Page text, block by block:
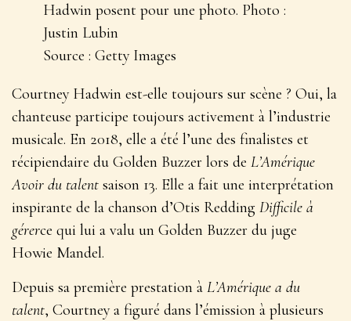
Hadwin posent pour une photo. Photo :
Justin Lubin
Source : Getty Images
Courtney Hadwin est-elle toujours sur scène ? Oui, la
chanteuse participe toujours activement à l’industrie
musicale. En 2018, elle a été l’une des finalistes et
récipiendaire du Golden Buzzer lors de L’Amérique
Avoir du talent saison 13. Elle a fait une interprétation
inspirante de la chanson d’Otis Redding Difficile à
gérerce qui lui a valu un Golden Buzzer du juge
Howie Mandel.
Depuis sa première prestation à L’Amérique a du
talent, Courtney a figuré dans l’émission à plusieurs